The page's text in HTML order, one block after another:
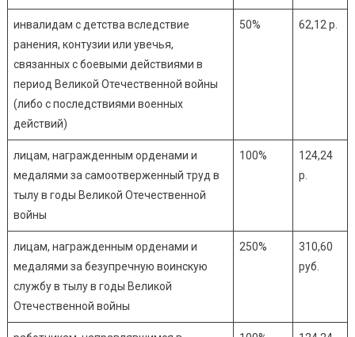
инвалидам с детства вследствие
ранения, контузии или увечья,
связанных с боевыми действиями в
период Великой Отечественной войны
(либо с последствиями военных
действий)
50% 62,12 р.
лицам, награжденным орденами и
медалями за самоотверженный труд в
тылу в годы Великой Отечественной
войны
100%
124,24
р.
лицам, награжденным орденами и
медалями за безупречную воинскую
службу в тылу в годы Великой
Отечественной войны
250%
310,60
руб.